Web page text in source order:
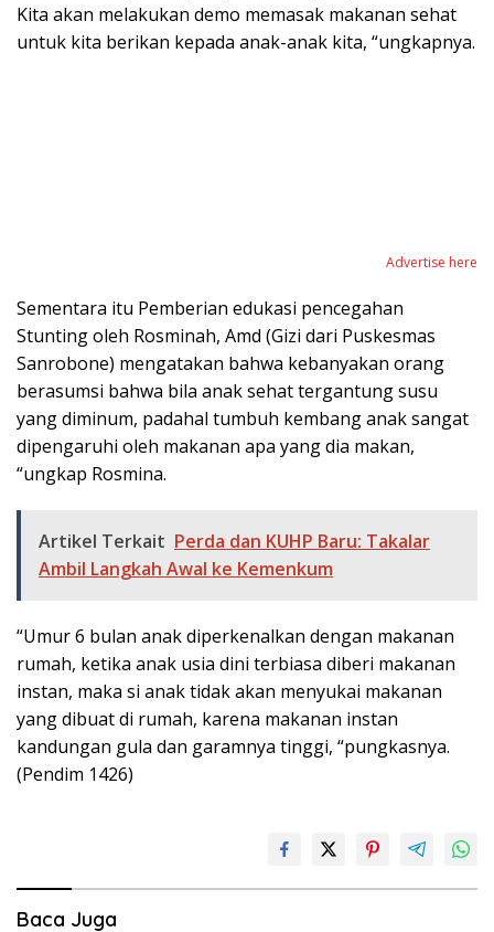
Kita akan melakukan demo memasak makanan sehat
untuk kita berikan kepada anak-anak kita, “ungkapnya.
Advertise here
Sementara itu Pemberian edukasi pencegahan
Stunting oleh Rosminah, Amd (Gizi dari Puskesmas
Sanrobone) mengatakan bahwa kebanyakan orang
berasumsi bahwa bila anak sehat tergantung susu
yang diminum, padahal tumbuh kembang anak sangat
dipengaruhi oleh makanan apa yang dia makan,
“ungkap Rosmina.
Artikel Terkait Perda dan KUHP Baru: Takalar
Ambil Langkah Awal ke Kemenkum
“Umur 6 bulan anak diperkenalkan dengan makanan
rumah, ketika anak usia dini terbiasa diberi makanan
instan, maka si anak tidak akan menyukai makanan
yang dibuat di rumah, karena makanan instan
kandungan gula dan garamnya tinggi, “pungkasnya.
(Pendim 1426)
Baca Juga